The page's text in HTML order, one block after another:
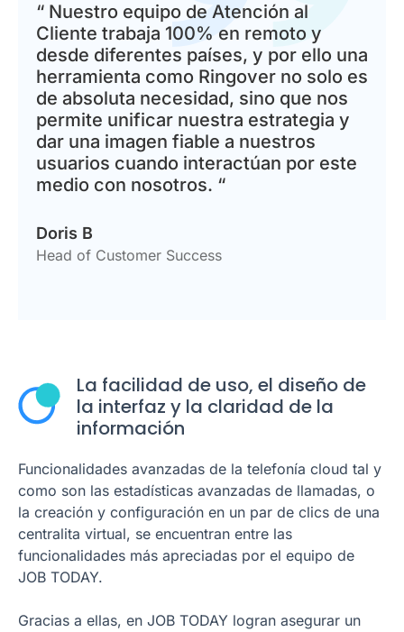
“ Nuestro equipo de Atención al
Cliente trabaja 100% en remoto y
desde diferentes países, y por ello una
herramienta como Ringover no solo es
de absoluta necesidad, sino que nos
permite unificar nuestra estrategia y
dar una imagen fiable a nuestros
usuarios cuando interactúan por este
medio con nosotros. “
Doris B
Head of Customer Success
La facilidad de uso, el diseño de
la interfaz y la claridad de la
información
Funcionalidades avanzadas de la telefonía cloud tal y
como son las estadísticas avanzadas de llamadas, o
la creación y configuración en un par de clics de una
centralita virtual, se encuentran entre las
funcionalidades más apreciadas por el equipo de
JOB TODAY.
Gracias a ellas, en JOB TODAY logran asegurar un